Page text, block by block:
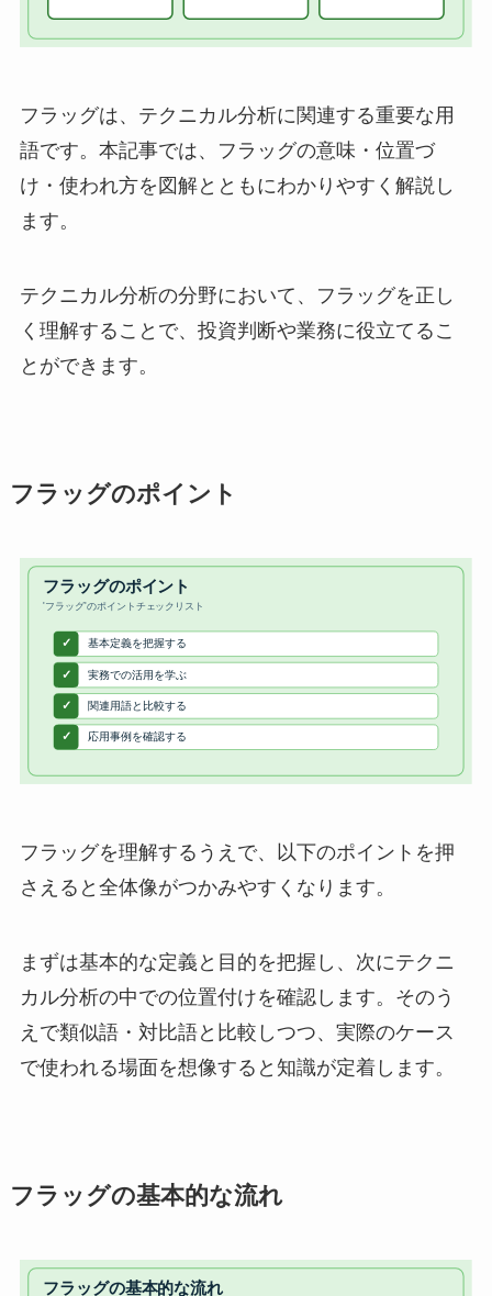
フラッグは、テクニカル分析に関連する重要な用
語です。本記事では、フラッグの意味・位置づ
け・使われ方を図解とともにわかりやすく解説し
ます。
テクニカル分析の分野において、フラッグを正し
く理解することで、投資判断や業務に役立てるこ
とができます。
フラッグのポイント
フラッグを理解するうえで、以下のポイントを押
さえると全体像がつかみやすくなります。
まずは基本的な定義と目的を把握し、次にテクニ
カル分析の中での位置付けを確認します。そのう
えで類似語・対比語と比較しつつ、実際のケース
で使われる場面を想像すると知識が定着します。
フラッグの基本的な流れ